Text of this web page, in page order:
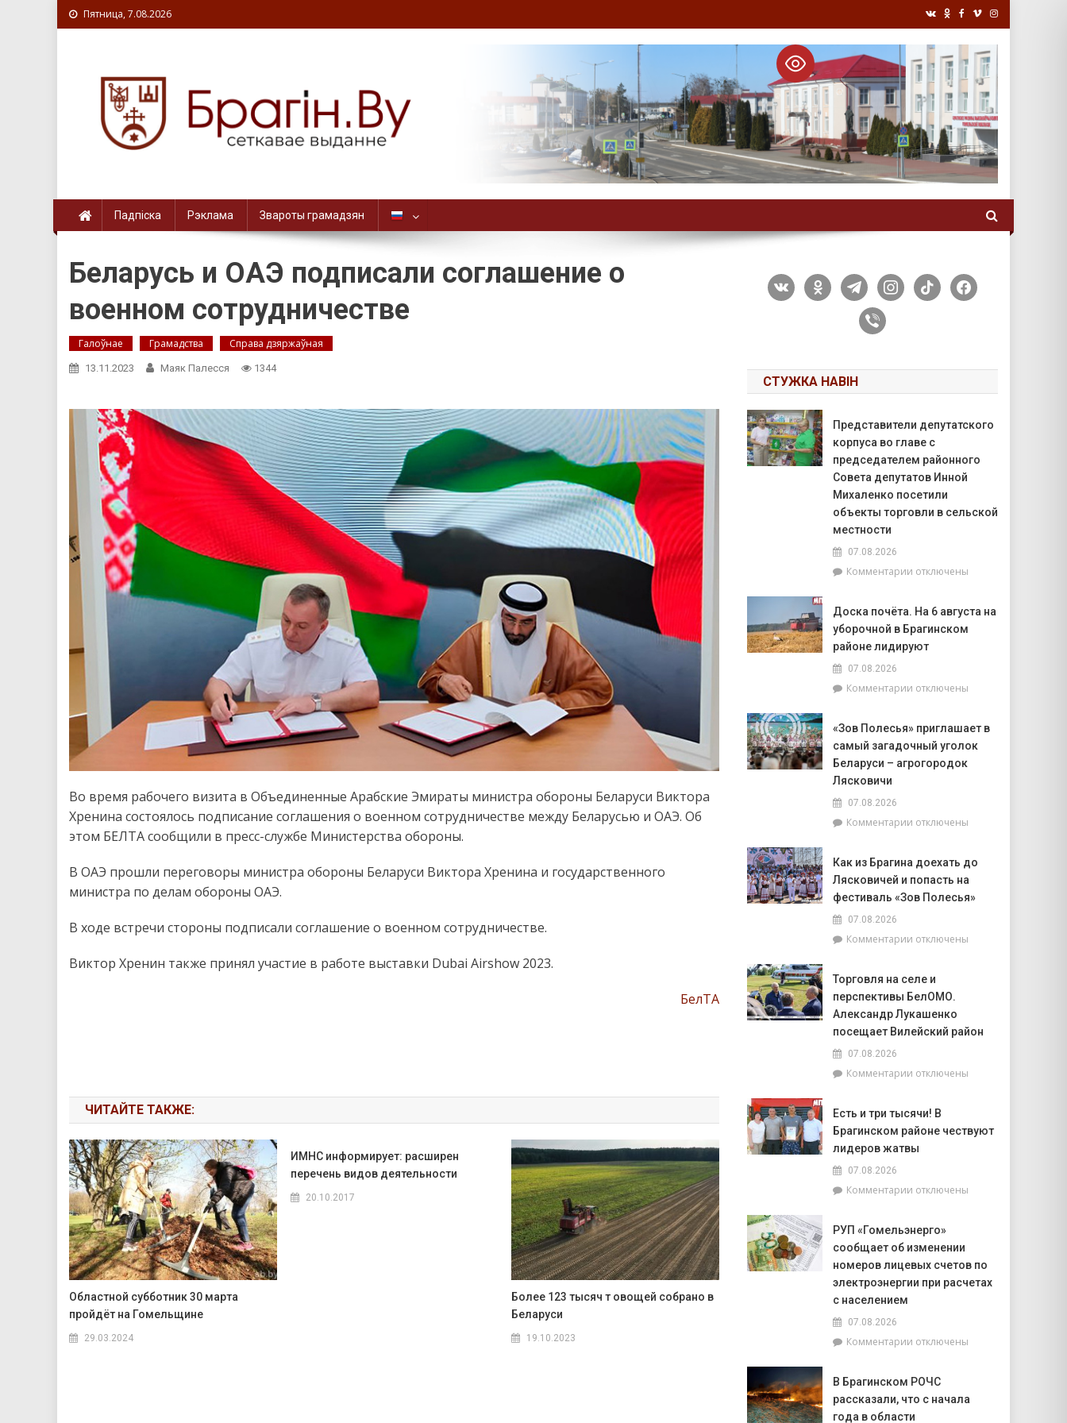
Пятница, 7.08.2026
Падпіска Рэклама Звароты грамадзян
Беларусь и ОАЭ подписали соглашение о
военном сотрудничестве
Галоўнае Грамадства Справа дзяржаўная
13.11.2023 Маяк Палесся 1344
Во время рабочего визита в Объединенные Арабские Эмираты министра обороны Беларуси Виктора
Хренина состоялось подписание соглашения о военном сотрудничестве между Беларусью и ОАЭ. Об
этом БЕЛТА сообщили в пресс-службе Министерства обороны.
В ОАЭ прошли переговоры министра обороны Беларуси Виктора Хренина и государственного
министра по делам обороны ОАЭ.
В ходе встречи стороны подписали соглашение о военном сотрудничестве.
Виктор Хренин также принял участие в работе выставки Dubai Airshow 2023.
БелТА
ЧИТАЙТЕ ТАКЖЕ:
Областной субботник 30 марта
пройдёт на Гомельщине
29.03.2024
ИМНС информирует: расширен
перечень видов деятельности
20.10.2017
Более 123 тысяч т овощей собрано в
Беларуси
19.10.2023
vkontakteodnoklassniki
telegraminstagram
tiktok facebook
viber
СТУЖКА НАВІН
Представители депутатского
корпуса во главе с
председателем районного
Совета депутатов Инной
Михаленко посетили
объекты торговли в сельской
местности
07.08.2026
Комментариик
депутатского
корпуса
во
председателем
депутатов
Инной
Михаленко
в
местности
отключены
Доска почёта. На 6 августа на
уборочной в Брагинском
районе лидируют
07.08.2026
Комментариик
почёта.
На
6
в
лидируют
отключены
«Зов Полесья» приглашает в
самый загадочный уголок
Беларуси – агрогородок
Лясковичи
07.08.2026
Комментариик
Полесья»
приглашает
в
уголок
агрогородок
Лясковичи
отключены
Как из Брагина доехать до
Лясковичей и попасть на
фестиваль «Зов Полесья»
07.08.2026
Комментариик
из
Брагина
доехать
до
попасть
«Зов
Полесья»
отключены
Торговля на селе и
перспективы БелОМО.
Александр Лукашенко
посещает Вилейский район
07.08.2026
Комментариик
на
селе
и
Александр
Вилейский
район
отключены
Есть и три тысячи! В
Брагинском районе чествуют
лидеров жатвы
07.08.2026
Комментариик
и
три
тысячи!
В
лидеров
отключены
РУП «Гомельэнерго»
сообщает об изменении
номеров лицевых счетов по
электроэнергии при расчетах
с населением
07.08.2026
Комментариик
«Гомельэнерго»
сообщает
об
отключены
В Брагинском РОЧС
рассказали, что с начала
года в области